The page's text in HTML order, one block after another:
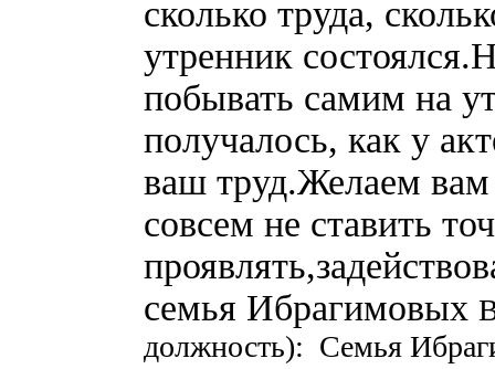
сколько труда,
утренник
побывать самим на
получалось, как у
ваш труд.Желаем вам
совсем не ставить
семья Ибрагимовых
должность): Семья